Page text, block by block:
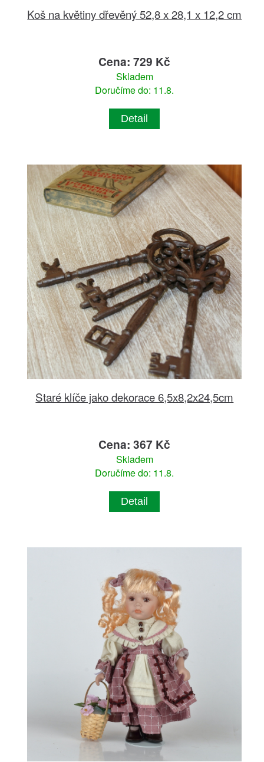
Koš na květiny dřevěný 52,8 x 28,1 x 12,2 cm
Cena: 729 Kč
Skladem
Doručíme do: 11.8.
Detail
Staré klíče jako dekorace 6,5x8,2x24,5cm
Cena: 367 Kč
Skladem
Doručíme do: 11.8.
Detail